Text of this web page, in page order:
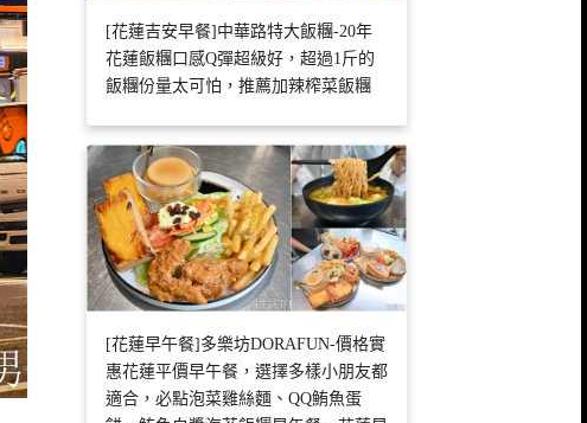
[花蓮吉安早餐]中華路特大飯糰-20年
花蓮飯糰口感Q彈超級好，超過1斤的
飯糰份量太可怕，推薦加辣榨菜飯糰
[花蓮早午餐]多樂坊DORAFUN-價格實
惠花蓮平價早午餐，選擇多樣小朋友都
適合，必點泡菜雞絲麵、QQ鮪魚蛋